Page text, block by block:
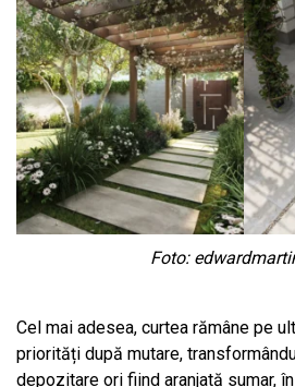
Foto:
Cel mai adesea, curtea rămâne pe
priorități după mutare,
depozitare ori fiind aranjată sumar,